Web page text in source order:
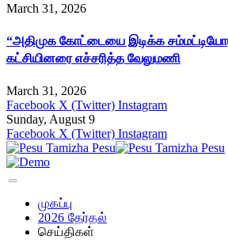
March 31, 2026
“அதிமுக கோட்டையை இடிக்க
கட்சியினரை எச்சரித்த வேலுமணி
March 31, 2026
Facebook X (Twitter) Instagram
Sunday, August 9
Facebook X (Twitter) Instagram
முகப்பு
2026 தேர்தல்
செய்திகள்